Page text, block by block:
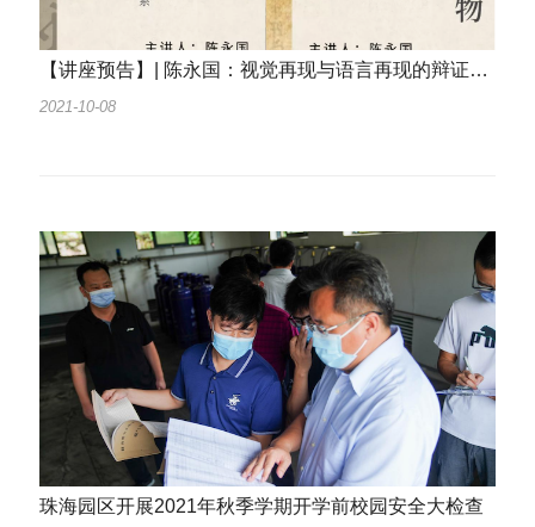
【讲座预告】| 陈永国：视觉再现与语言再现的辩证关系&图像、语言、物：作为生命体的形象
2021-10-08
珠海园区开展2021年秋季学期开学前校园安全大检查